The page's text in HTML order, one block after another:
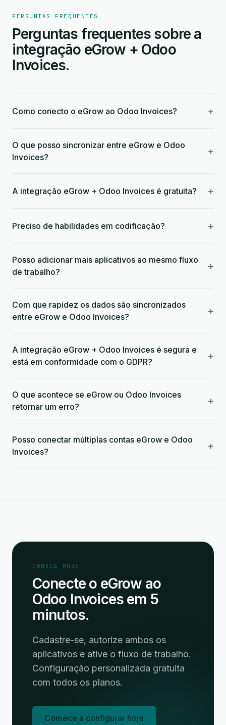
PERGUNTAS FREQUENTES
Perguntas frequentes sobre a
integração eGrow + Odoo
Invoices.
Como conecto o eGrow ao Odoo Invoices? +
O que posso sincronizar entre eGrow e Odoo
Invoices?
+
A integração eGrow + Odoo Invoices é gratuita? +
Preciso de habilidades em codificação? +
Posso adicionar mais aplicativos ao mesmo fluxo
de trabalho?
+
Com que rapidez os dados são sincronizados
entre eGrow e Odoo Invoices?
+
A integração eGrow + Odoo Invoices é segura e
está em conformidade com o GDPR?
+
O que acontece se eGrow ou Odoo Invoices
retornar um erro?
+
Posso conectar múltiplas contas eGrow e Odoo
Invoices?
+
COMECE HOJE
Conecte o eGrow ao
Odoo Invoices em 5
minutos.
Cadastre-se, autorize ambos os
aplicativos e ative o fluxo de trabalho.
Configuração personalizada gratuita
com todos os planos.
Comece a configurar hoje